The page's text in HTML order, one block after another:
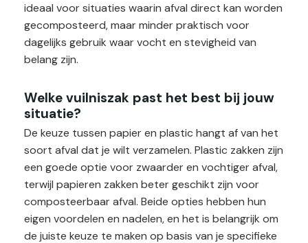
ideaal voor situaties waarin afval direct kan worden
gecomposteerd, maar minder praktisch voor
dagelijks gebruik waar vocht en stevigheid van
belang zijn.
Welke vuilniszak past het best bij jouw
situatie?
De keuze tussen papier en plastic hangt af van het
soort afval dat je wilt verzamelen. Plastic zakken zijn
een goede optie voor zwaarder en vochtiger afval,
terwijl papieren zakken beter geschikt zijn voor
composteerbaar afval. Beide opties hebben hun
eigen voordelen en nadelen, en het is belangrijk om
de juiste keuze te maken op basis van je specifieke